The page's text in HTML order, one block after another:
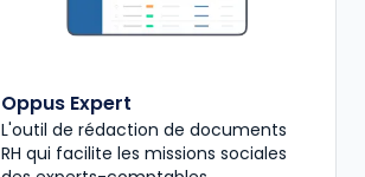
Oppus Expert
L'outil de rédaction de documents
RH qui facilite les missions sociales